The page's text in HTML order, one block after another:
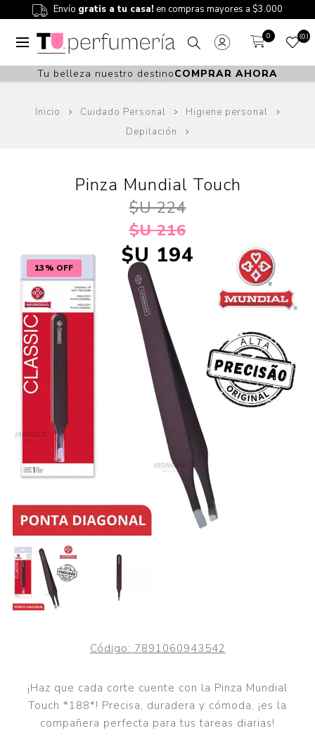
Envío gratis a tu casa! en compras mayores a $3.000
0 0
Tu belleza nuestro destinoCOMPRAR AHORA
Inicio Cuidado Personal
Higiene personal
Depilación
13% OFF
Pinza Mundial Touch
$U 224
$U 216
$U 194
Código: 7891060943542
¡Haz que cada corte cuente con la Pinza Mundial
Touch *188*! Precisa, duradera y cómoda, ¡es la
compañera perfecta para tus tareas diarias!